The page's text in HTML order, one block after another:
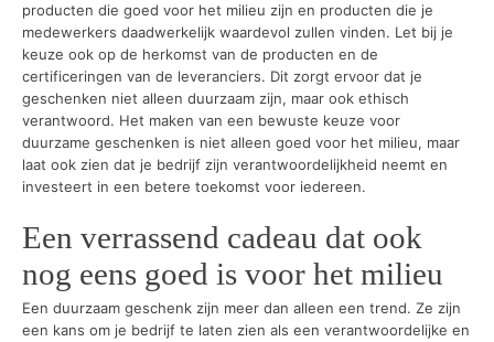
producten die goed voor het milieu zijn en producten die je
medewerkers daadwerkelijk waardevol zullen vinden. Let bij je
keuze ook op de herkomst van de producten en de
certificeringen van de leveranciers. Dit zorgt ervoor dat je
geschenken niet alleen duurzaam zijn, maar ook ethisch
verantwoord. Het maken van een bewuste keuze voor
duurzame geschenken is niet alleen goed voor het milieu, maar
laat ook zien dat je bedrijf zijn verantwoordelijkheid neemt en
investeert in een betere toekomst voor iedereen.
Een verrassend cadeau dat ook
nog eens goed is voor het milieu
Een duurzaam geschenk zijn meer dan alleen een trend. Ze zijn
een kans om je bedrijf te laten zien als een verantwoordelijke en